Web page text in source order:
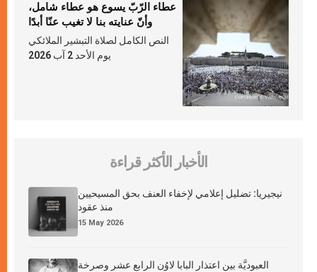
عطاء الرّبّ يسوع هو عطاء شامل،
وأنّ عنايته بنا لا تغيب عنّا أبدًا
النص الكامل لصلاة التبشير الملائكي
يوم الأحد 2 آب 2026
الأخبار الأكثر قراءة
نيجيريا: تضليل إعلامي لإخفاء العنف بحق المسيحيين
منذ عقود
15 May 2026
العبوديَّة بين اعتذار البابا لاوُن الرابع عشر وصرخة